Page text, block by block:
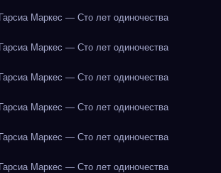
Маркес — Сто лет одиночества
Маркес — Сто лет одиночества
Маркес — Сто лет одиночества
Маркес — Сто лет одиночества
Маркес — Сто лет одиночества
Маркес — Сто лет одиночества